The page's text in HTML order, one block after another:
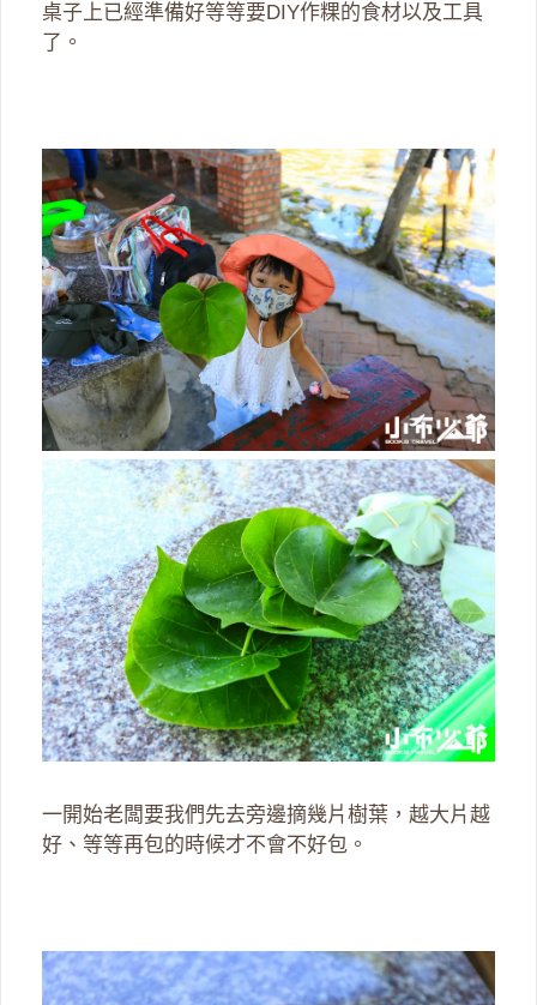
桌子上已經準備好等等要DIY作粿的食材以及工具
了。
一開始老闆要我們先去旁邊摘幾片樹葉，越大片越
好、等等再包的時候才不會不好包。